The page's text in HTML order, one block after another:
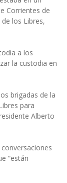
Corrientes de
los Libres,
a los
la custodia en
brigadas de la
para
Alberto
“están